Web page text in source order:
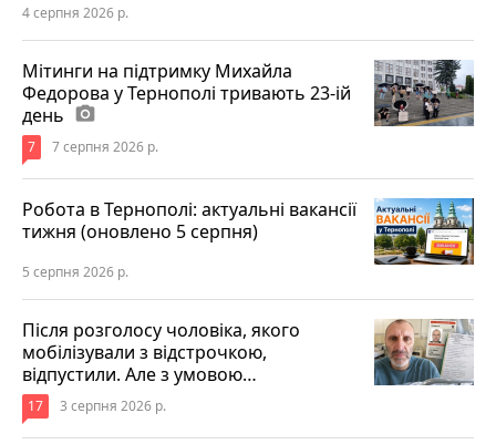
4 серпня 2026 р.
Мітинги на підтримку Михайла
Федорова у Тернополі тривають 23-ій
день photo_camera
7 7 серпня 2026 р.
Робота в Тернополі: актуальні вакансії
тижня (оновлено 5 серпня)
5 серпня 2026 р.
Після розголосу чоловіка, якого
мобілізували з відстрочкою,
відпустили. Але з умовою…
17 3 серпня 2026 р.